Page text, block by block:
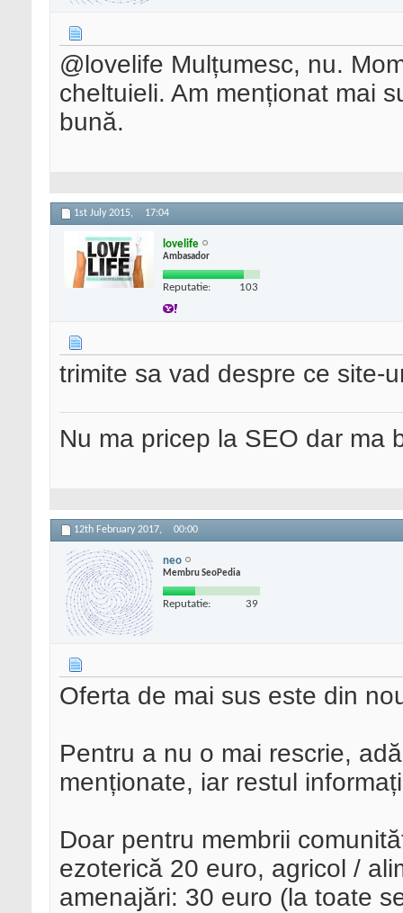
@lovelife Mulțumesc, nu.
cheltuieli. Am menționat mai
bună.
1st July 2015, 17:04
lovelife
Ambasador
Reputatie: 103
trimite sa vad despre ce site-
Nu ma pricep la SEO dar ma
12th February 2017, 00:00
neo
Membru SeoPedia
Reputatie: 39
Oferta de mai sus este din
Pentru a nu o mai rescrie,
menționate, iar restul
Doar pentru membrii
ezoterică 20 euro, agricol /
amenajări: 30 euro (la toate